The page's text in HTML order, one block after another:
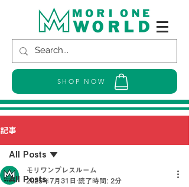
SHOP NOW
記事
All Posts
All Posts
モリワンプレスルーム
2025年7月31日 読了時間: 2分